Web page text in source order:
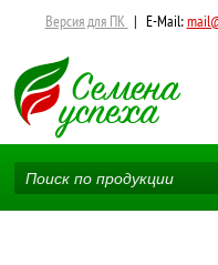
Версия для ПК | E-Mail: